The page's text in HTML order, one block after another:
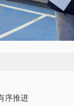
序推进